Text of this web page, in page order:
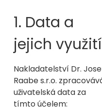
1. Data a
jejich využití
Nakladatelství Dr.
Raabe s.r.o.
uživatelská data za
tímto účelem: